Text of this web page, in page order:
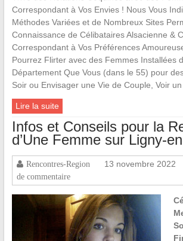
Correspondant à Vos Envies ! Nous Vous
Méthodes Variées et de Nombreux Sites
Connaissance de Célibataires Alsacienne &
Correspondant à Vos Préférences
Pourrez Flirter avec des Femmes Installées
Département Que Vous (dans le 55) pour
Soir ou Envisager une Vie de Couple, Voir
Lire la suite
Infos et Conseils pour la
d’Une Femme sur Ligny-
Rencontres-Region 13 novembre 2022
de commentaire